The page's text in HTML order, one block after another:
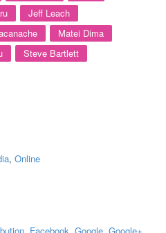
Jeff Leach
Matei Dima
Steve Bartlett
, Online